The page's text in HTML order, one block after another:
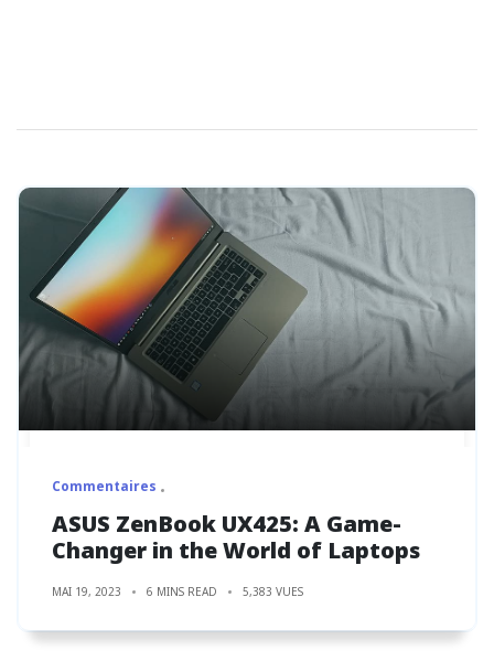
Commentaires
ASUS ZenBook UX425: A Game-
Changer in the World of Laptops
MAI 19, 2023 6 MINS READ 5,383 VUES